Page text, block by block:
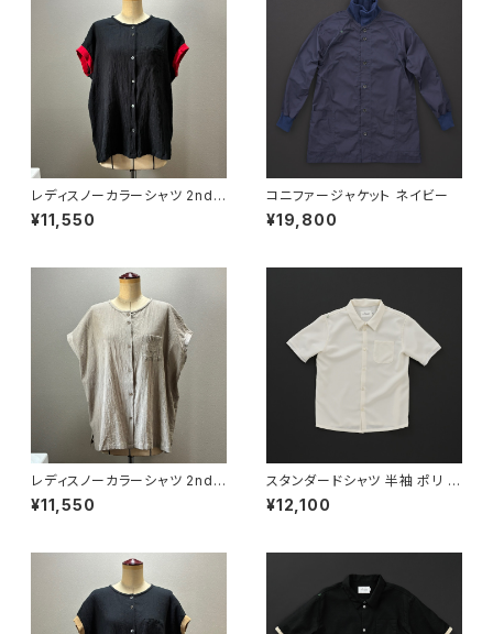
レディスノーカラーシャツ 2nd
ノースリーブ 黒×赤
¥11,550
コニファージャケット ネイビー
¥19,800
レディスノーカラーシャツ 2nd
ノースリーブ グレージュ
¥11,550
スタンダードシャツ 半袖 ポリ 白
×白
¥12,100